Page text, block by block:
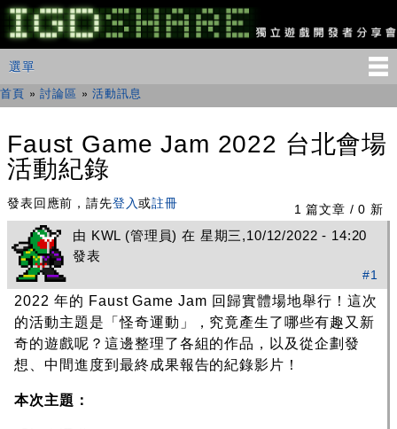
移
至
主
IGDSHARE
獨
遊
者
分
會
主選單
選單
您在這裡
首頁 »討論區 »活動訊息
Faust Game Jam 2022 台北會場
活動紀錄
1 篇文章 / 0 新
發表回應前，請先登入或註冊
由 KWL (管理員) 在 星期三,10/12/2022 - 14:20
發表
#1
2022 年的 Faust Game Jam 回歸實體場地舉行！這次
的活動主題是「怪奇運動」，究竟產生了哪些有趣又新
奇的遊戲呢？這邊整理了各組的作品，以及從企劃發
想、中間進度到最終成果報告的紀錄影片！
本次主題：